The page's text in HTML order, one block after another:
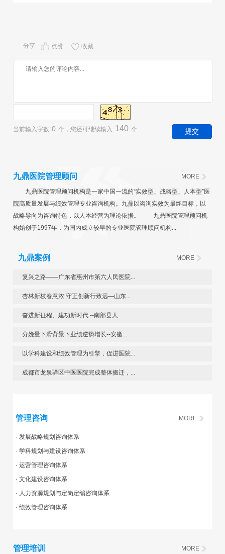
分享 点赞 收藏
当前输入字数 0 个，您还可继续输入 140 个
九鼎医院管理顾问 MORE
九鼎医院管理顾问机构是一家中国一流的“实效型、战略型、人本型”医
院高质量发展与绩效管理专业咨询机构。九鼎以咨询实效为最终目标，以
战略导向为咨询特色，以人本经营为理论依据。 九鼎医院管理顾问机
构始创于1997年，为国内成立较早的专业医院管理顾问机构...
九鼎案例 MORE
复兴之路——广东省惠州市第六人民医院...
杏林新枝春意浓 守正创新行致远—山东...
奋进新征程、建功新时代 --南部县人...
分娩量下滑背景下业绩逆势增长--安徽...
以学科建设和绩效管理为引擎，促进医院...
成都市龙泉驿区中医医院完成整体搬迁，...
管理咨询 MORE
· 发展战略规划咨询体系
· 学科规划与建设咨询体系
· 运营管理咨询体系
· 文化建设咨询体系
· 人力资源规划与定岗定编咨询体系
· 绩效管理咨询体系
管理培训 MORE